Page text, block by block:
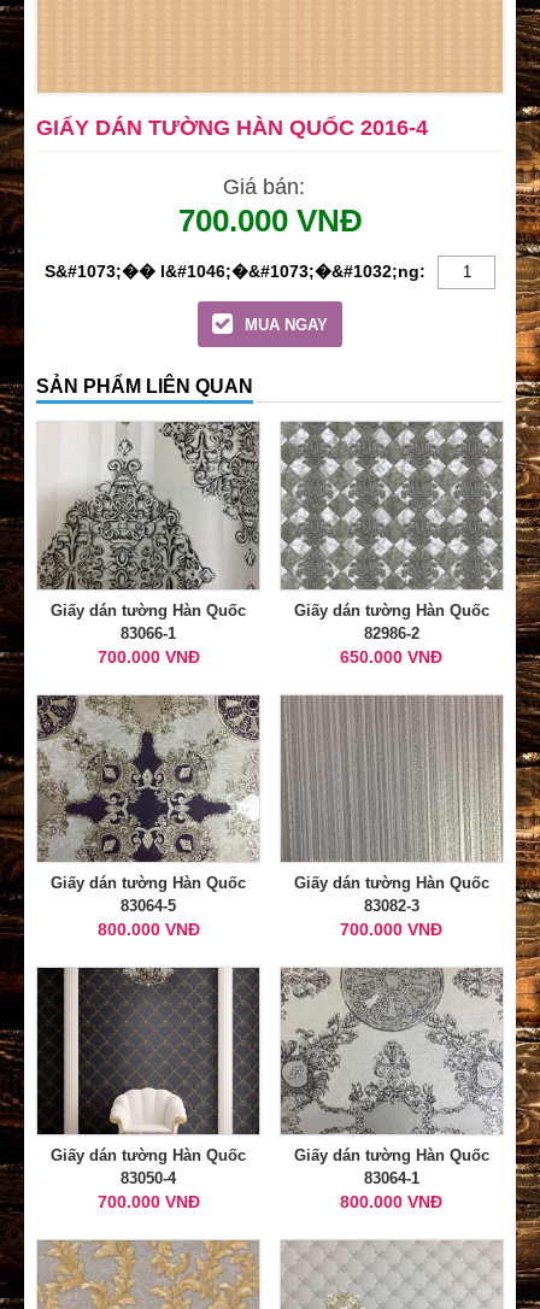
GIẤY DÁN TƯỜNG HÀN QUỐC 2016-4
Giá bán:
700.000 VNĐ
MUA NGAY
SẢN PHẨM LIÊN QUAN
Giấy dán tường Hàn Quốc
83066-1
700.000 VNĐ
Giấy dán tường Hàn Quốc
82986-2
650.000 VNĐ
Giấy dán tường Hàn Quốc
83064-5
800.000 VNĐ
Giấy dán tường Hàn Quốc
83082-3
700.000 VNĐ
Giấy dán tường Hàn Quốc
83050-4
700.000 VNĐ
Giấy dán tường Hàn Quốc
83064-1
800.000 VNĐ